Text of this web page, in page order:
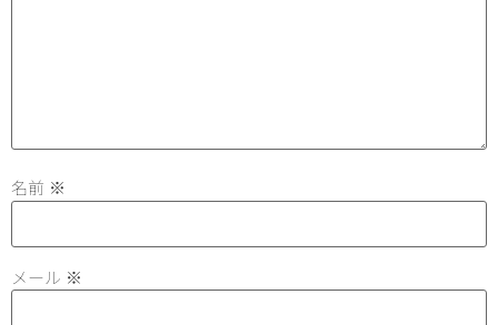
名前 ※
メール ※